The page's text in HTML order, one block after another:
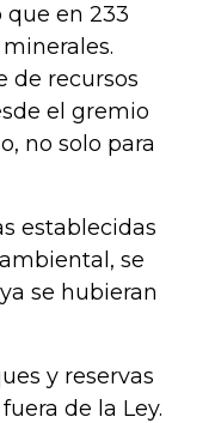
que en 233
de recursos
el gremio
no solo para
establecidas
se
se hubieran
y reservas
de la Ley.